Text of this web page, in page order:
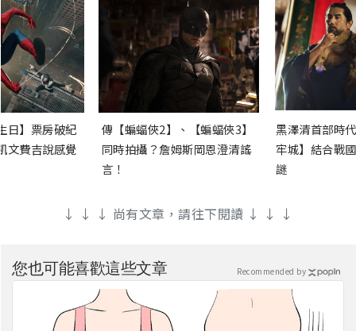
日】票房破紀
文費吉說感覺
傳【蝙蝠俠2】、【蝙蝠俠3】
同時拍攝？詹姆斯岡恩澄清謠
言！
黑澤清首部時
牢城】結合戰
謎
↓ ↓ ↓ 尚有文章，請往下閱讀 ↓ ↓ ↓
您也可能喜歡這些文章 Recommended by